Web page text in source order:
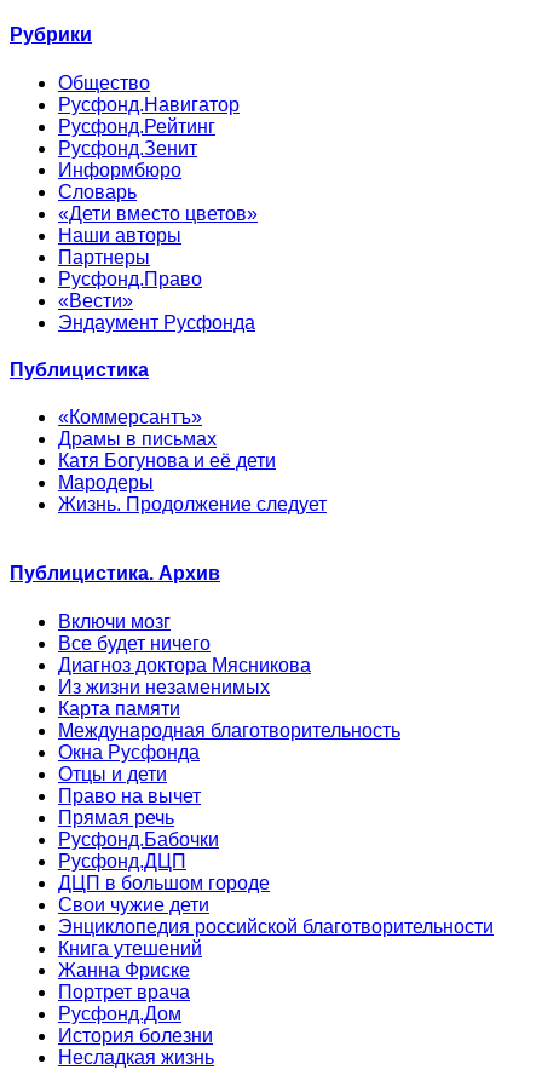
Рубрики
Общество
Русфонд.Навигатор
Русфонд.Рейтинг
Русфонд.Зенит
Информбюро
Словарь
«Дети вместо цветов»
Наши авторы
Партнеры
Русфонд.Право
«Вести»
Эндаумент Русфонда
Публицистика
«Коммерсантъ»
Драмы в письмах
Катя Богунова и её дети
Мародеры
Жизнь. Продолжение следует
Публицистика. Архив
Включи мозг
Все будет ничего
Диагноз доктора Мясникова
Из жизни незаменимых
Карта памяти
Международная благотворительность
Окна Русфонда
Отцы и дети
Право на вычет
Прямая речь
Русфонд.Бабочки
Русфонд.ДЦП
ДЦП в большом городе
Свои чужие дети
Энциклопедия российской благотворительности
Книга утешений
Жанна Фриске
Портрет врача
Русфонд.Дом
История болезни
Несладкая жизнь